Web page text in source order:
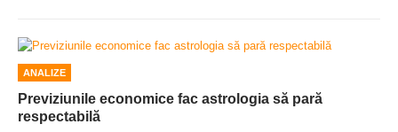
ANALIZE
Previziunile economice fac astrologia să pară
respectabilă